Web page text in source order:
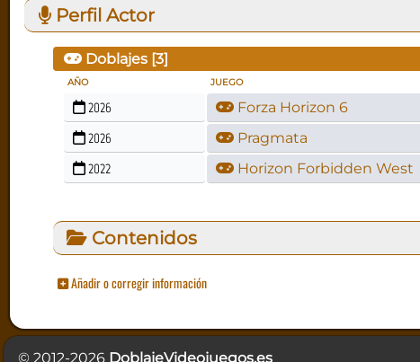
Perfil Actor
Doblajes [3]
AÑO JUEGO
2026 Forza Horizon 6
2026 Pragmata
2022 Horizon Forbidden West
Contenidos
Añadir o corregir información
© 2012-2026 DoblajeVideojuegos.es